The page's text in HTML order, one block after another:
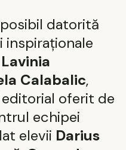
datorită
inspiraționale
Lavinia
Calabalic,
oferit de
echipei
elevii Darius